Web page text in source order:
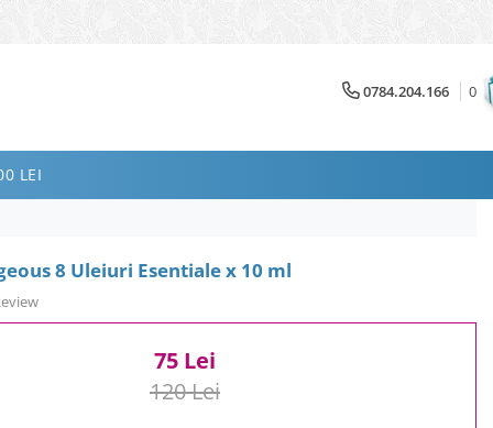
0784.204.166 0
LEI
8 Uleiuri Esentiale x 10 ml
75 Lei
120 Lei